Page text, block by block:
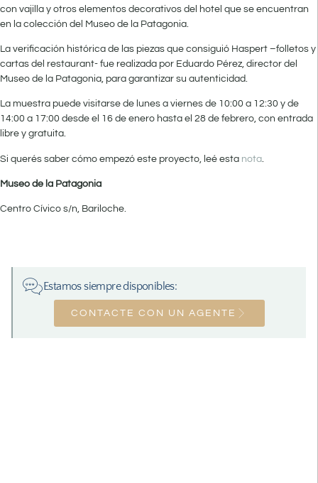
con vajilla y otros elementos decorativos del hotel que se encuentran
en la colección del Museo de la Patagonia.
La verificación histórica de las piezas que consiguió Haspert –folletos y
cartas del restaurant- fue realizada por Eduardo Pérez, director del
Museo de la Patagonia, para garantizar su autenticidad.
La muestra puede visitarse de lunes a viernes de 10:00 a 12:30 y de
14:00 a 17:00 desde el 16 de enero hasta el 28 de febrero, con entrada
libre y gratuita.
Si querés saber cómo empezó este proyecto, leé esta nota
Museo de la Patagonia
Centro Cívico s/n, Bariloche.
Estamos siempre disponibles:
CONTACTE CON UN AGENTE